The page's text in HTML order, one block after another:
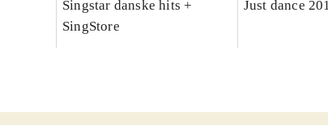
Singstar danske hits +
SingStore
Just dance